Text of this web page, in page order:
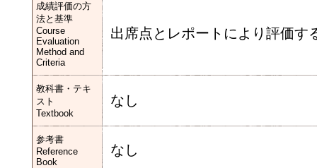
成績評価の方
法と基準
Course
Evaluation
Method and
Criteria
出席点とレポートにより評価す
教科書・テキ
スト
Textbook
なし
参考書
Reference
Book
なし